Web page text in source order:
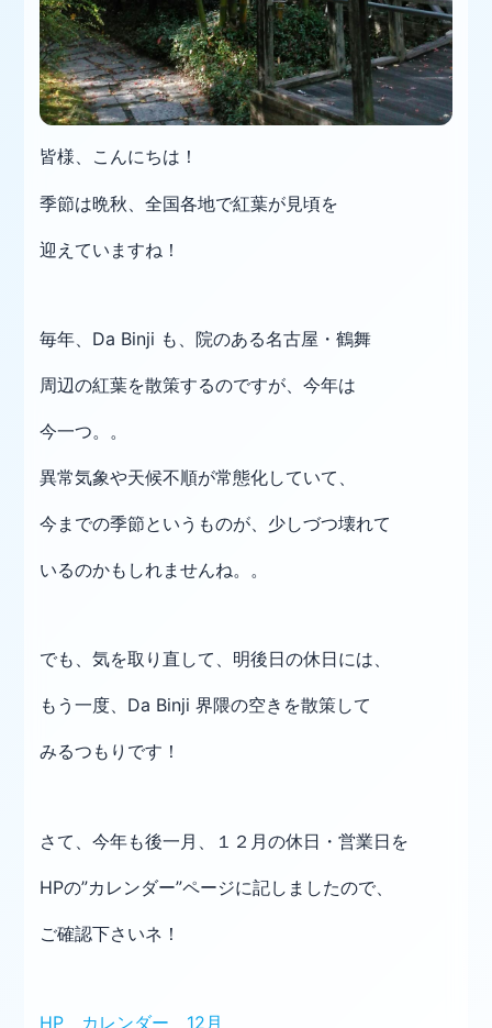
皆様、こんにちは！
季節は晩秋、全国各地で紅葉が見頃を
迎えていますね！
毎年、Da Binji も、院のある名古屋・鶴舞
周辺の紅葉を散策するのですが、今年は
今一つ。。
異常気象や天候不順が常態化していて、
今までの季節というものが、少しづつ壊れて
いるのかもしれませんね。。
でも、気を取り直して、明後日の休日には、
もう一度、 Da Binji 界隈の空きを散策して
みるつもりです！
さて、今年も後一月、１２月の休日・営業日を
HPの”カレンダー”ページに記しましたので、
ご確認下さいネ！
HP カレンダー 12月